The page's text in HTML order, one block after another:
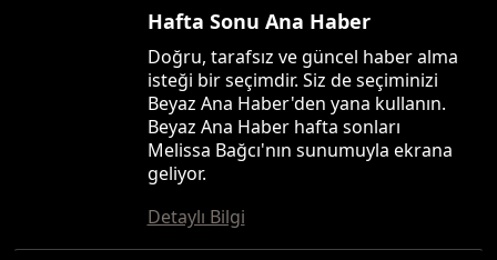
Hafta Sonu Ana Haber
Doğru, tarafsız ve güncel haber alma
isteği bir seçimdir. Siz de seçiminizi
Beyaz Ana Haber'den yana kullanın.
Beyaz Ana Haber hafta sonları
Melissa Bağcı'nın sunumuyla ekrana
geliyor.
Detaylı Bilgi